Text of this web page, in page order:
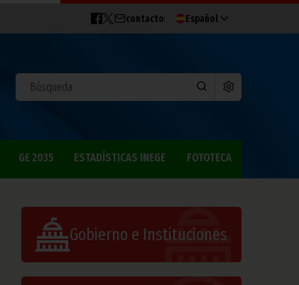
contacto Español
GE 2035 ESTADÍSTICAS INEGE FOTOTECA
Gobierno e Instituciones